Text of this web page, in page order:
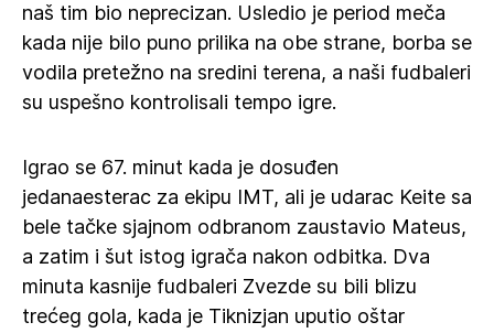
naš tim bio neprecizan. Usledio je period meča
kada nije bilo puno prilika na obe strane, borba se
vodila pretežno na sredini terena, a naši fudbaleri
su uspešno kontrolisali tempo igre.
Igrao se 67. minut kada je dosuđen
jedanaesterac za ekipu IMT, ali je udarac Keite sa
bele tačke sjajnom odbranom zaustavio Mateus,
a zatim i šut istog igrača nakon odbitka. Dva
minuta kasnije fudbaleri Zvezde su bili blizu
trećeg gola, kada je Tiknizjan uputio oštar